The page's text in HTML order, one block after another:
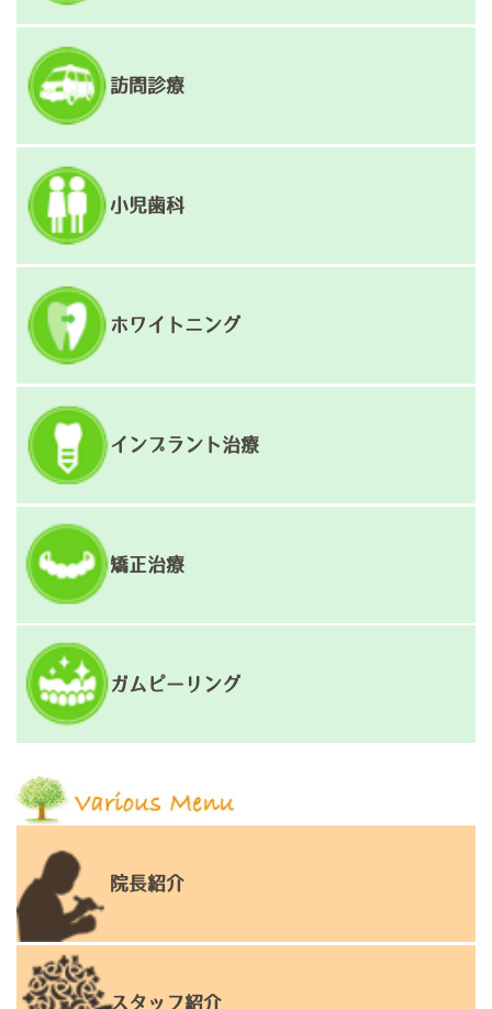
訪問診療
小児歯科
ホワイトニング
インプラント治療
矯正治療
ガムピーリング
院長紹介
スタッフ紹介